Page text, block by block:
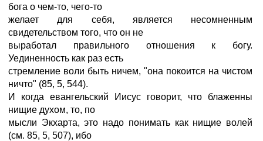
бога о чем-то, чего-то
желает для себя, является несомненным
свидетельством того, что он не
выработал правильного отношения к богу.
Уединенность как раз есть
стремление воли быть ничем, "она покоится на чистом
ничто" (85, 5, 544).
И когда евангельский Иисус говорит, что блаженны
нищие духом, то, по
мысли Экхарта, это надо понимать как нищие волей
(см. 85, 5, 507), ибо